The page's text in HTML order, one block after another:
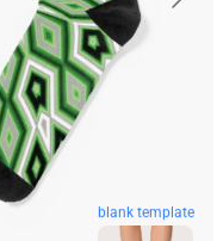
blank template